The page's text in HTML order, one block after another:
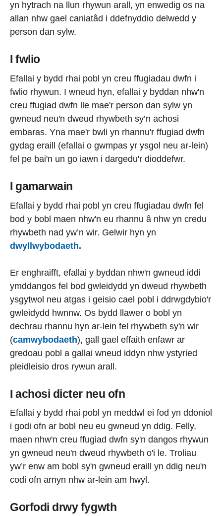
yn hytrach na llun rhywun arall, yn enwedig os na
allan nhw gael caniatâd i ddefnyddio delwedd y
person dan sylw.
I fwlio
Efallai y bydd rhai pobl yn creu ffugiadau dwfn i
fwlio rhywun. I wneud hyn, efallai y byddan nhw'n
creu ffugiad dwfn lle mae'r person dan sylw yn
gwneud neu'n dweud rhywbeth sy’n achosi
embaras. Yna mae'r bwli yn rhannu'r ffugiad dwfn
gydag eraill (efallai o gwmpas yr ysgol neu ar-lein)
fel pe bai'n un go iawn i dargedu'r dioddefwr.
I gamarwain
Efallai y bydd rhai pobl yn creu ffugiadau dwfn fel
bod y bobl maen nhw'n eu rhannu â nhw yn credu
rhywbeth nad yw’n wir. Gelwir hyn yn
dwyllwybodaeth.
Er enghraifft, efallai y byddan nhw'n gwneud iddi
ymddangos fel bod gwleidydd yn dweud rhywbeth
ysgytwol neu atgas i geisio cael pobl i ddrwgdybio'r
gwleidydd hwnnw. Os bydd llawer o bobl yn
dechrau rhannu hyn ar-lein fel rhywbeth sy'n wir
(camwybodaeth), gall gael effaith enfawr ar
gredoau pobl a gallai wneud iddyn nhw ystyried
pleidleisio dros rywun arall.
I achosi dicter neu ofn
Efallai y bydd rhai pobl yn meddwl ei fod yn ddoniol
i godi ofn ar bobl neu eu gwneud yn ddig. Felly,
maen nhw'n creu ffugiad dwfn sy'n dangos rhywun
yn gwneud neu'n dweud rhywbeth o'i le. Troliau
yw’r enw am bobl sy'n gwneud eraill yn ddig neu'n
codi ofn arnyn nhw ar-lein am hwyl.
Gorfodi drwy fygwth